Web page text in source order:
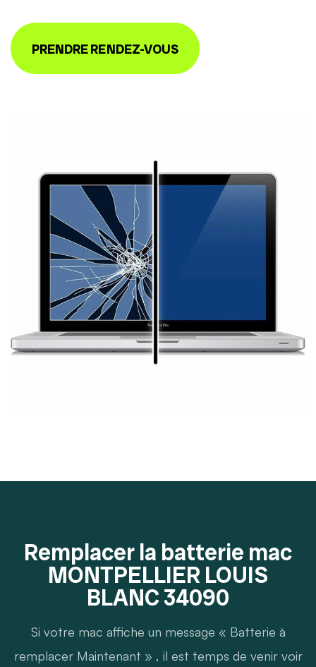
PRENDRE RENDEZ-VOUS
Remplacer la batterie mac
MONTPELLIER LOUIS
BLANC 34090
Si votre mac affiche un message « Batterie à
remplacer Maintenant » , il est temps de venir voir